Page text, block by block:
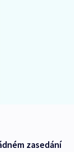
zasedání